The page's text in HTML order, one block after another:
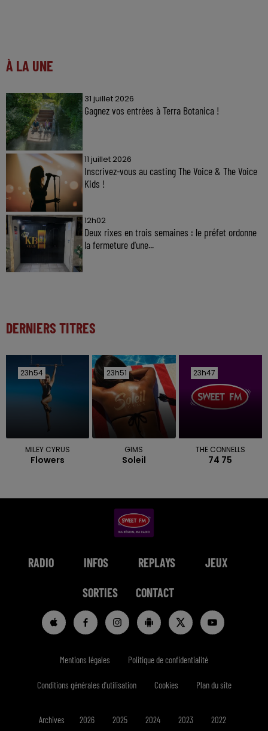
À LA UNE
31 juillet 2026
Gagnez vos entrées à Terra Botanica !
11 juillet 2026
Inscrivez-vous au casting The Voice & The Voice
Kids !
12h02
Deux rixes en trois semaines : le préfet ordonne
la fermeture d'une...
DERNIERS TITRES
23h54
23h54
MILEY CYRUS
Flowers
23h51
23h51
GIMS
Soleil
23h47
23h47
THE CONNELLS
74 75
RADIO INFOS REPLAYS JEUX
SORTIES CONTACT
Mentions légales Politique de confidentialité
Conditions générales d'utilisation Cookies Plan du site
Archives 2026 2025 2024 2023 2022